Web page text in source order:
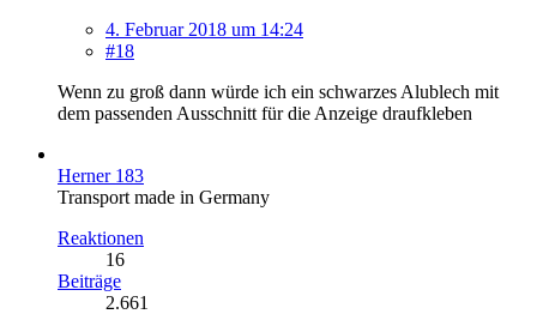
4. Februar 2018 um 14:24
#18
Wenn zu groß dann würde ich ein schwarzes Alublech mit
dem passenden Ausschnitt für die Anzeige draufkleben
Herner 183
Transport made in Germany
Reaktionen
16
Beiträge
2.661